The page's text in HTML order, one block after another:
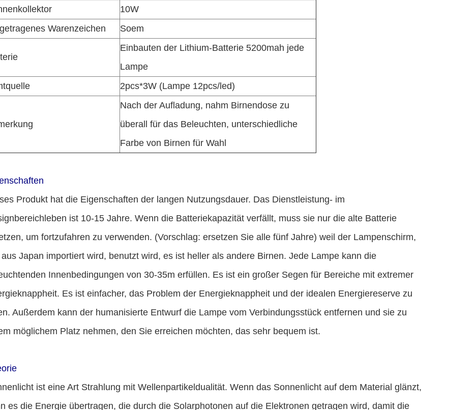
10W
Warenzeichen
Soem
Einbauten der Lithium-Batterie 5200mah jede
Lampe
2pcs*3W (Lampe 12pcs/led)
Nach der Aufladung, nahm Birnendose zu
überall für das Beleuchten, unterschiedliche
Farbe von Birnen für Wahl
Produkt hat die Eigenschaften der langen Nutzungsdauer. Das Dienstleistung- im
ist 10-15 Jahre. Wenn die Batteriekapazität verfällt, muss sie nur die alte Batterie
um fortzufahren zu verwenden. (Vorschlag: ersetzen Sie alle fünf Jahre) weil der Lampenschirm,
Japan importiert wird, benutzt wird, es ist heller als andere Birnen. Jede Lampe kann die
Innenbedingungen von 30-35m erfüllen. Es ist ein großer Segen für Bereiche mit extremer
Es ist einfacher, das Problem der Energieknappheit und der idealen Energiereserve zu
Außerdem kann der humanisierte Entwurf die Lampe vom Verbindungsstück entfernen und sie zu
möglichem Platz nehmen, den Sie erreichen möchten, das sehr bequem ist.
ist eine Art Strahlung mit Wellenpartikeldualität. Wenn das Sonnenlicht auf dem Material glänzt,
es die Energie übertragen, die durch die Solarphotonen auf die Elektronen getragen wird, damit die